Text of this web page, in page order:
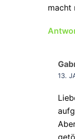
macht
13.